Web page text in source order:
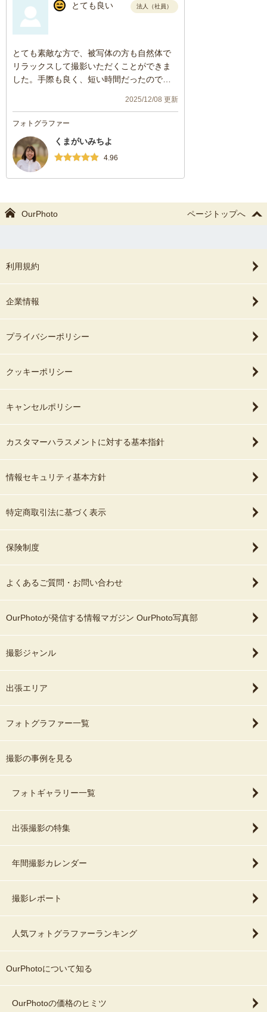
とても良い 法人（社員）
とても素敵な方で、被写体の方も自然体で
リラックスして撮影いただくことができま
した。手際も良く、短い時間だったのです
くことができました。またぜひお願いいた
します。
2025/12/08 更新
フォトグラファー
くまがいみちよ
4.96
OurPhoto ページトップへ
利用規約
企業情報
プライバシーポリシー
クッキーポリシー
キャンセルポリシー
カスタマーハラスメントに対する基本指針
情報セキュリティ基本方針
特定商取引法に基づく表示
保険制度
よくあるご質問・お問い合わせ
OurPhotoが発信する情報マガジン OurPhoto写真部
撮影ジャンル
出張エリア
フォトグラファー一覧
撮影の事例を見る
フォトギャラリー一覧
出張撮影の特集
年間撮影カレンダー
撮影レポート
人気フォトグラファーランキング
OurPhotoについて知る
OurPhotoの価格のヒミツ